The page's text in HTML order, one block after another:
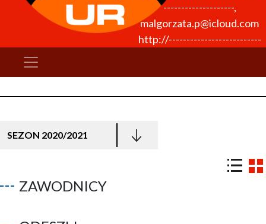
--------------------,
malgorzata.p@icloud.com
http://--------------------------
SEZON 2020/2021
ZAWODNICY